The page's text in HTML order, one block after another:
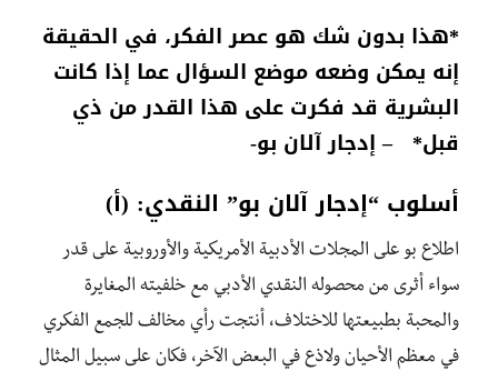
*هذا بدون شك هو عصر الفكر، في الحقيقة
إنه يمكن وضعه موضع السؤال عما إذا كانت
البشرية قد فكرت على هذا القدر من ذي
قبل* – إدجار آلان بو-
أسلوب “إدجار آلان بو” النقدي: (أ)
اطلاع بو على المجلات الأدبية الأمريكية والأوروبية على قدر
سواء أثرى من محصوله النقدي الأدبي مع خلفيته المغايرة
والمحبة بطبيعتها للاختلاف، أنتجت رأي مخالف للجمع الفكري
في معظم الأحيان ولاذع في البعض الآخر، فكان على سبيل المثال